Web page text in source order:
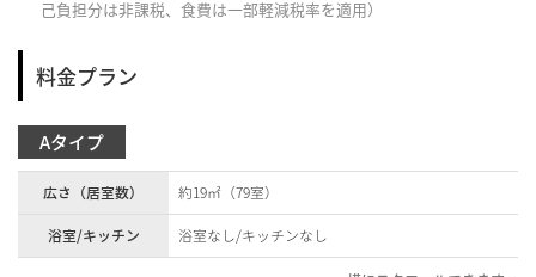
己負担分は非課税、食費は一部軽減税率を適用）
料金プラン
Aタイプ
広さ（居室数）
約19㎡（79室）
浴室/キッチン
浴室なし/キッチンなし